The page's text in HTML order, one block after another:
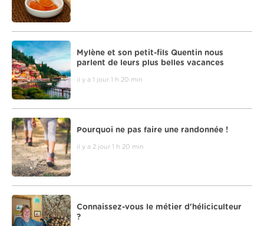
Mylène et son petit-fils Quentin nous
parlent de leurs plus belles vacances
il y a 1 jour 1 h 20 min
Pourquoi ne pas faire une randonnée !
il y a 2 jour 1 h 20 min
Connaissez-vous le métier d'héliciculteur
?